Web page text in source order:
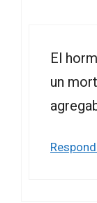
El
un